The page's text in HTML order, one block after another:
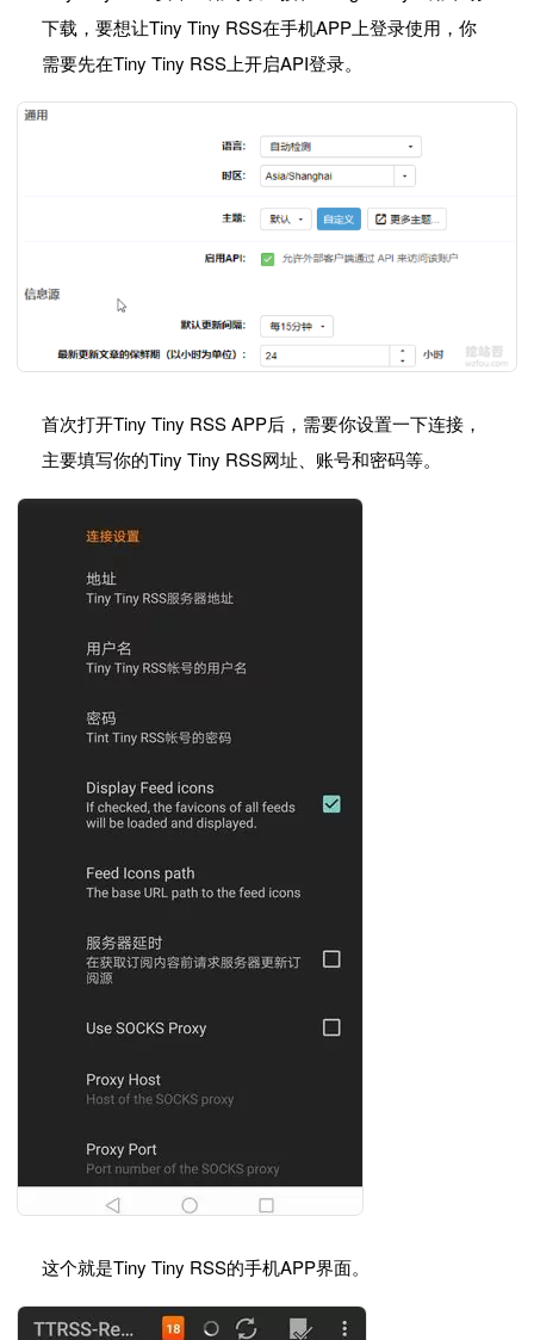
下载，要想让Tiny Tiny RSS在手机APP上登录使用，你
需要先在Tiny Tiny RSS上开启API登录。
首次打开Tiny Tiny RSS APP后，需要你设置一下连接，
主要填写你的Tiny Tiny RSS网址、账号和密码等。
这个就是Tiny Tiny RSS的手机APP界面。